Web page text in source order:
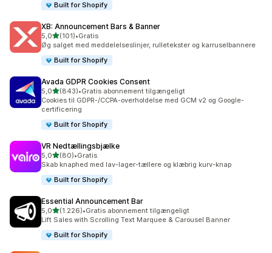
Built for Shopify
XB: Announcement Bars & Banner
5,0ud af 5 stjerner
(101)
101 anmeldelser i alt
•Gratis
Øg salget med meddelelseslinjer, rulletekster og karruselbannere
Built for Shopify
Avada GDPR Cookies Consent
5,0ud af 5 stjerner
(843)
843 anmeldelser i alt
•Gratis abonnement tilgængeligt
Cookies til GDPR-/CCPA-overholdelse med GCM v2 og Google-
certificering
Built for Shopify
VR Nedtællingsbjælke
5,0ud af 5 stjerner
(80)
80 anmeldelser i alt
•Gratis
Skab knaphed med lav-lager-tællere og klæbrig kurv-knap
Built for Shopify
Essential Announcement Bar
5,0ud af 5 stjerner
(1.226)
1226 anmeldelser i alt
•Gratis abonnement tilgængeligt
Lift Sales with Scrolling Text Marquee & Carousel Banner
Built for Shopify